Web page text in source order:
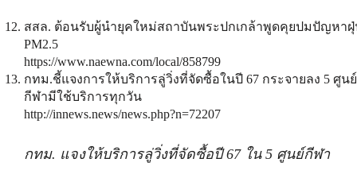
สสล. ต้อนรับผู้นำยุคใหม่สถาบันพระปกเกล้าพูดคุยปมปัญหา
PM2.5
https://www.naewna.com/local/858799
กทม.ชี้แจงการให้บริการลู่วิ่งที่จัดซื้อในปี 67 กระจายลง 5 ศูนย์
กีฬามีใช้บริการทุกวัน
http://innews.news/news.php?n=72207
กทม. แจงให้บริการลู่วิ่งที่จัดซื้อปี 67 ใน 5 ศูนย์กีฬา